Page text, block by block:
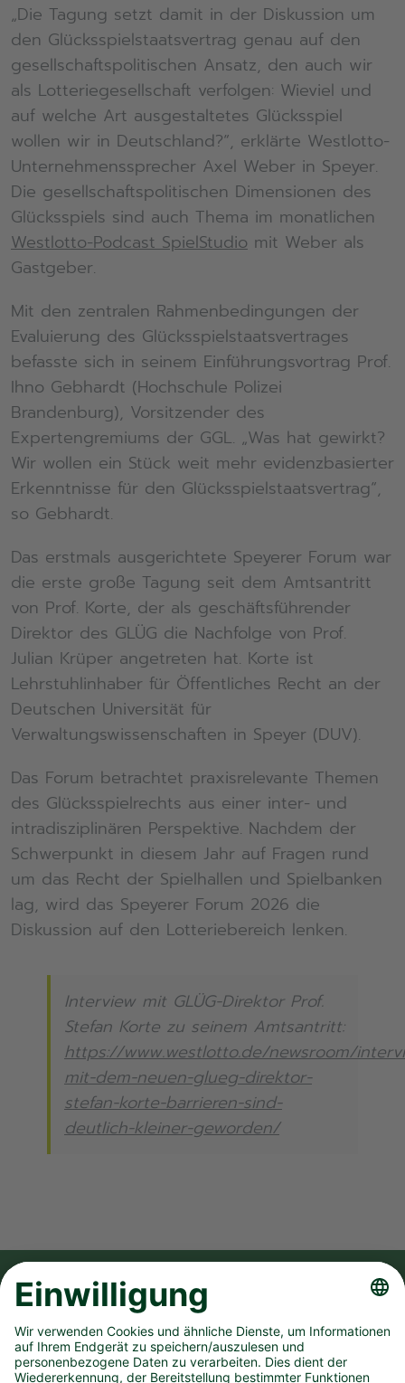
„Die Tagung setzt damit in der Diskussion um
den Glücksspielstaatsvertrag genau auf den
gesellschaftspolitischen Ansatz, den auch wir
als Lotteriegesellschaft verfolgen: Wieviel und
auf welche Art ausgestaltetes Glücksspiel
wollen wir in Deutschland?“, erklärte Westlotto-
Unternehmenssprecher Axel Weber in Speyer.
Die gesellschaftspolitischen Dimensionen des
Glücksspiels sind auch Thema im monatlichen
Westlotto-Podcast SpielStudiomit Weber als
Gastgeber.
Mit den zentralen Rahmenbedingungen der
Evaluierung des Glücksspielstaatsvertrages
befasste sich in seinem Einführungsvortrag Prof.
Ihno Gebhardt (Hochschule Polizei
Brandenburg), Vorsitzender des
Expertengremiums der GGL. „Was hat gewirkt?
Wir wollen ein Stück weit mehr evidenzbasierter
Erkenntnisse für den Glücksspielstaatsvertrag“,
so Gebhardt.
Das erstmals ausgerichtete Speyerer Forum war
die erste große Tagung seit dem Amtsantritt
von Prof. Korte, der als geschäftsführender
Direktor des GLÜG die Nachfolge von Prof.
Julian Krüper angetreten hat. Korte ist
Lehrstuhlinhaber für Öffentliches Recht an der
Deutschen Universität für
Verwaltungswissenschaften in Speyer (DUV).
Das Forum betrachtet praxisrelevante Themen
des Glücksspielrechts aus einer inter- und
intradisziplinären Perspektive. Nachdem der
Schwerpunkt in diesem Jahr auf Fragen rund
um das Recht der Spielhallen und Spielbanken
lag, wird das Speyerer Forum 2026 die
Diskussion auf den Lotteriebereich lenken.
Interview mit GLÜG-Direktor Prof.
Stefan Korte zu seinem Amtsantritt:
https://www.westlotto.de/newsroom/
mit-dem-neuen-glueg-direktor-
stefan-korte-barrieren-sind-
deutlich-kleiner-geworden/
FOLGE UNS AUF
UNSER UNTERNEHMEN